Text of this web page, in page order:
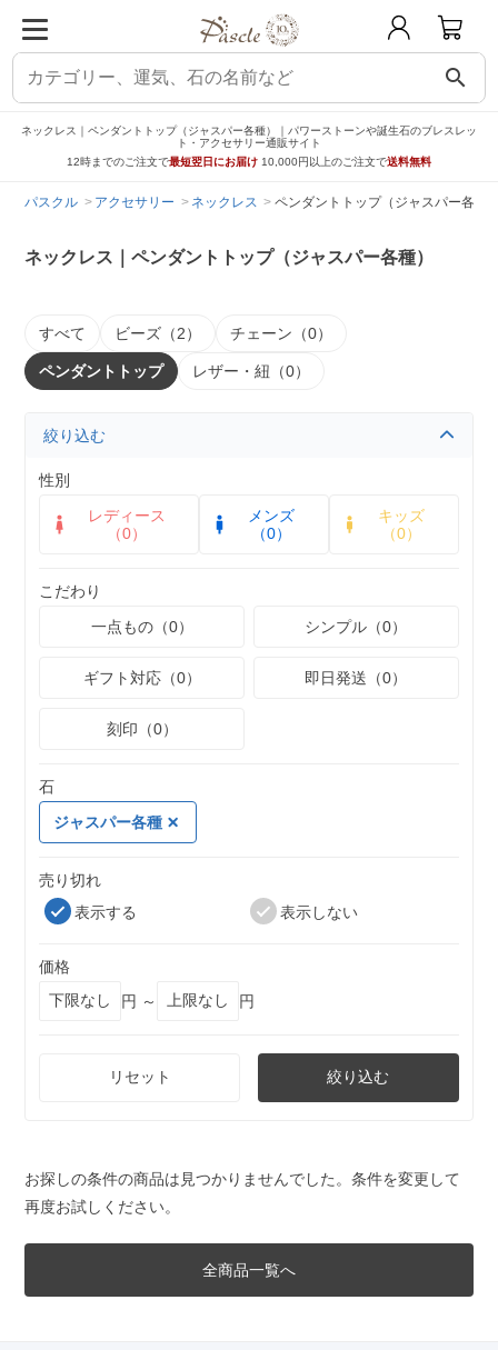
search
ネックレス｜ペンダントトップ（ジャスパー各種）｜パワーストーンや誕生石のブレスレッ
ト・アクセサリー通販サイト
12時までのご注文で最短翌日にお届け 10,000円以上のご注文で送料無料
パスクル アクセサリー ネックレス ペンダントトップ（ジャスパー各種
ネックレス｜ペンダントトップ（ジャスパー各種）
すべて ビーズ（2） チェーン（0）
ペンダントトップ レザー・紐（0）
絞り込む
性別
レディース
（0）
メンズ
（0）
キッズ
（0）
こだわり
一点もの（0）
シンプル（0）
ギフト対応（0） 即日発送（0）
刻印（0）
石
ジャスパー各種
売り切れ
表示する
表示しない
価格
円 ～
円
リセット 絞り込む
お探しの条件の商品は見つかりませんでした。条件を変更して
再度お試しください。
全商品一覧へ